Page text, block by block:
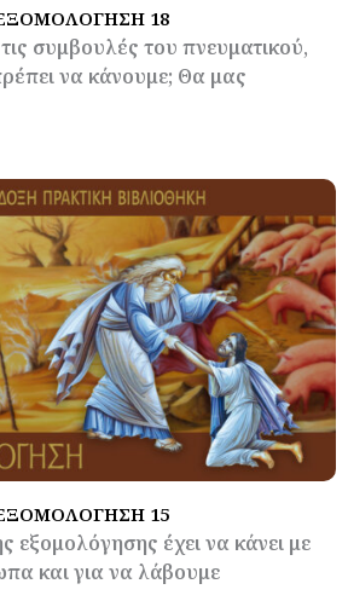
18
συμβουλές του πνευματικού,
να κάνουμε; Θα μας
15
εξομολόγησης έχει να κάνει με
και για να λάβουμε